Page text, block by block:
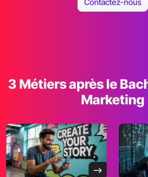
3 Métiers après le
Marketing